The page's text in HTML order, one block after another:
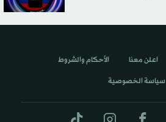
اعلن معنا الأحكام والشروط
سياسة الخصوصية